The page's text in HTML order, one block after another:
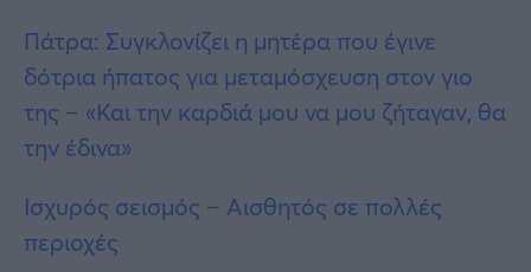
Πάτρα: Συγκλονίζει η μητέρα που έγινε
δότρια ήπατος για μεταμόσχευση στον γιο
της – «Και την καρδιά μου να μου ζήταγαν, θα
την έδινα»
Ισχυρός σεισμός – Αισθητός σε πολλές
περιοχές